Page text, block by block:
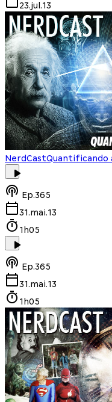
23.jul.13
NerdCastQuantificando
Ep.365
31.mai.13
1h05
Ep.365
31.mai.13
1h05